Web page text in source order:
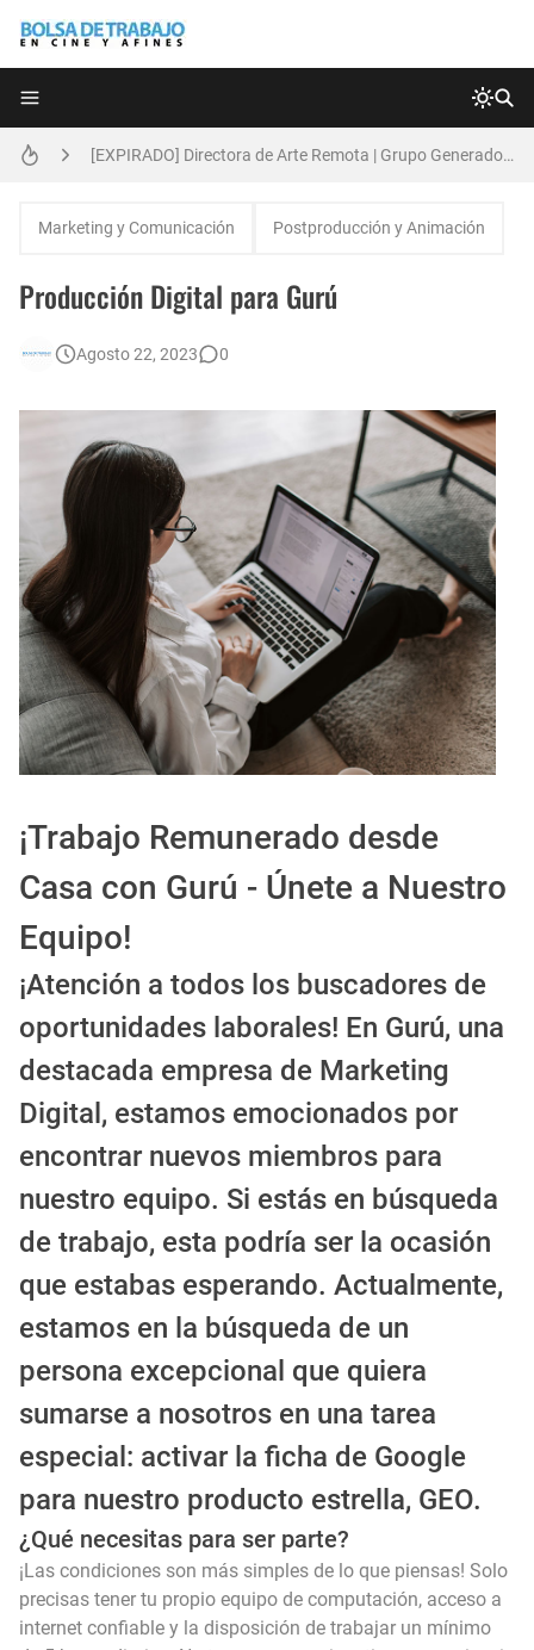
[EXPIRADO] Directora de Arte Remota | Grupo Generadores | Bolsa de Trabajo en Cine y Afines
Marketing y Comunicación Postproducción y Animación
Producción Digital para Gurú
Agosto 22, 2023 0
¡Trabajo Remunerado desde
Casa con Gurú - Únete a Nuestro
Equipo!
¡Atención a todos los buscadores de
oportunidades laborales! En Gurú, una
destacada empresa de Marketing
Digital, estamos emocionados por
encontrar nuevos miembros para
nuestro equipo. Si estás en búsqueda
de trabajo, esta podría ser la ocasión
que estabas esperando. Actualmente,
estamos en la búsqueda de un
persona excepcional que quiera
sumarse a nosotros en una tarea
especial: activar la ficha de Google
para nuestro producto estrella, GEO.
¿Qué necesitas para ser parte?
¡Las condiciones son más simples de lo que piensas! Solo
precisas tener tu propio equipo de computación, acceso a
internet confiable y la disposición de trabajar un mínimo